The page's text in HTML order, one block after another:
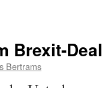
Brexit-Deal
Bertrams